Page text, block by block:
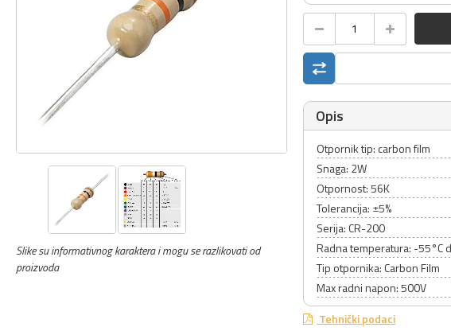
Slike su informativnog karaktera i mogu se razlikovati od
proizvoda
Opis
Otpornik tip: carbon film
Snaga: 2W
Otpornost: 56K
Tolerancija: ±5%
Serija: CR-200
Radna temperatura: -55°C
Tip otpornika: Carbon Film
Max radni napon: 500V
Tehnički podaci